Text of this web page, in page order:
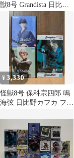
獣8号 Grandista 日比野
フィギュア 2体セット
¥3,330
怪獣8号 保科宗四郎 鳴
海弦 日比野カフカ フィ